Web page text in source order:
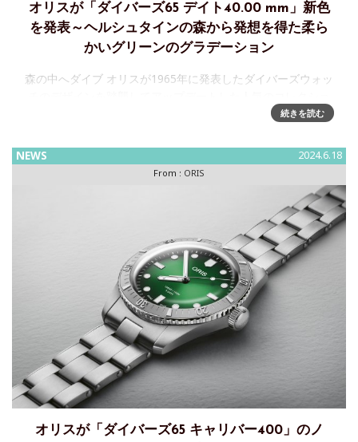
オリスが「ダイバーズ65 デイト40.00 mm」新色
を発表～ヘルシュタインの森から発想を得た柔ら
かいグリーンのグラデーション
森の中へダイブ オリスが1965年に発表したダイバーズウォッ
ンに「ダイバーズ65デイト 40.00mm」新色が加わりまし
続きを読む
NEWS 2024.6.18
From : ORIS
オリスが「ダイバーズ65 キャリバー400」のノ